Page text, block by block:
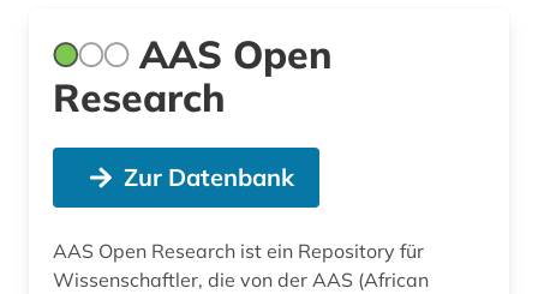
AAS Open
Research
Zur Datenbank
AAS Open Research ist ein Repository für
Wissenschaftler, die von der AAS (African